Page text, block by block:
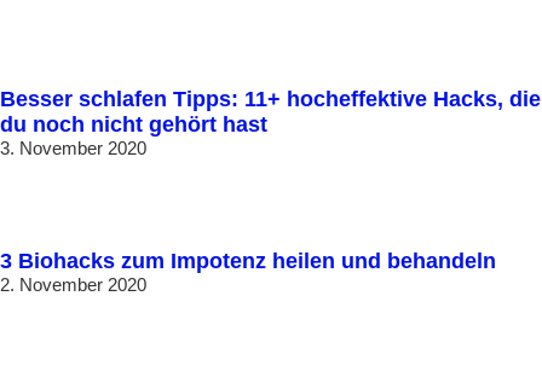
Besser schlafen Tipps: 11+ hocheffektive Hacks, die
du noch nicht gehört hast
3. November 2020
3 Biohacks zum Impotenz heilen und behandeln
2. November 2020